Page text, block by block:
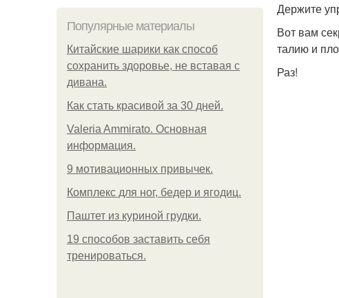
Популярные материалы
Китайские шарики как способ
сохранить здоровье, не вставая с
дивана.
Как стать красивой за 30 дней.
Valeria Ammirato. Основная
информация.
9 мотивационных привычек.
Комплекс для ног, бедер и ягодиц.
Паштет из куриной грудки.
19 способов заставить себя
тренироваться.
Держите
Вот вам
талию и
Раз!